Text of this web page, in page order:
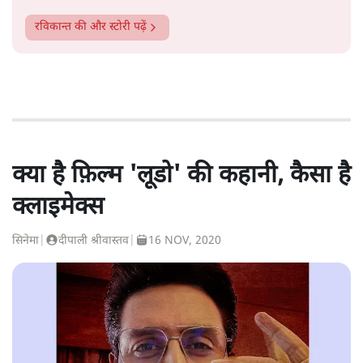
रविकान्त की और स्टोरी पढ़ें
क्या है फ़िल्म 'लूडो' की कहानी, कैसा है
क्लाइमेक्स
सिनेमा दीपाली श्रीवास्तव 16 NOV, 2020